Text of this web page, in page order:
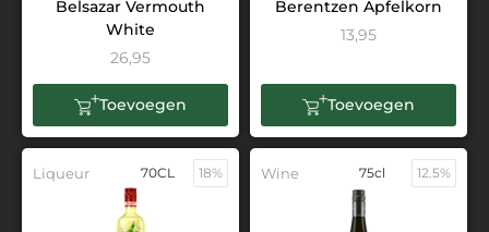
Belsazar Vermouth
White
26,95
Toevoegen
Berentzen Apfelkorn
13,95
Toevoegen
Liqueur 70CL 18% Wine 75cl 12.5%